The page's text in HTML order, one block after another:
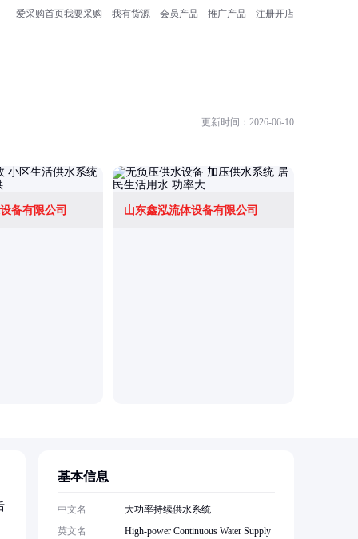
爱采购首页我要采购 我有货源 会员产品 推广产品 注册开店
更新时间：2026-06-10
备有限公司 山东鑫泓流体设备有限公司
基本信息
中文名
大功率持续供水系统
英文名
High-power Continuous Water Supply